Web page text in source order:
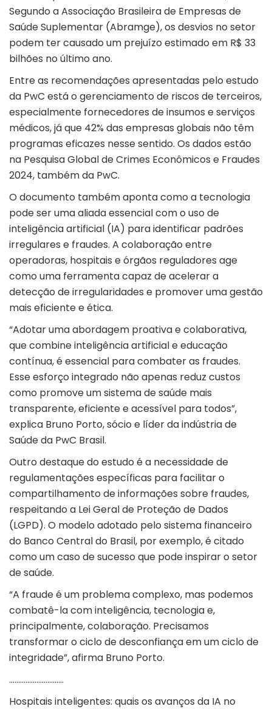
Segundo a Associação Brasileira de Empresas de
Saúde Suplementar (Abramge), os desvios no setor
podem ter causado um prejuízo estimado em R$ 33
bilhões no último ano.
Entre as recomendações apresentadas pelo estudo
da PwC está o gerenciamento de riscos de terceiros,
especialmente fornecedores de insumos e serviços
médicos, já que 42% das empresas globais não têm
programas eficazes nesse sentido. Os dados estão
na Pesquisa Global de Crimes Econômicos e Fraudes
2024, também da PwC.
O documento também aponta como a tecnologia
pode ser uma aliada essencial com o uso de
inteligência artificial (IA) para identificar padrões
irregulares e fraudes. A colaboração entre
operadoras, hospitais e órgãos reguladores age
como uma ferramenta capaz de acelerar a
detecção de irregularidades e promover uma gestão
mais eficiente e ética.
“Adotar uma abordagem proativa e colaborativa,
que combine inteligência artificial e educação
contínua, é essencial para combater as fraudes.
Esse esforço integrado não apenas reduz custos
como promove um sistema de saúde mais
transparente, eficiente e acessível para todos”,
explica Bruno Porto, sócio e líder da indústria de
Saúde da PwC Brasil.
Outro destaque do estudo é a necessidade de
regulamentações específicas para facilitar o
compartilhamento de informações sobre fraudes,
respeitando a Lei Geral de Proteção de Dados
(LGPD). O modelo adotado pelo sistema financeiro
do Banco Central do Brasil, por exemplo, é citado
como um caso de sucesso que pode inspirar o setor
de saúde.
“A fraude é um problema complexo, mas podemos
combatê-la com inteligência, tecnologia e,
principalmente, colaboração. Precisamos
transformar o ciclo de desconfiança em um ciclo de
integridade”, afirma Bruno Porto.
…………………………
Hospitais inteligentes: quais os avanços da IA no